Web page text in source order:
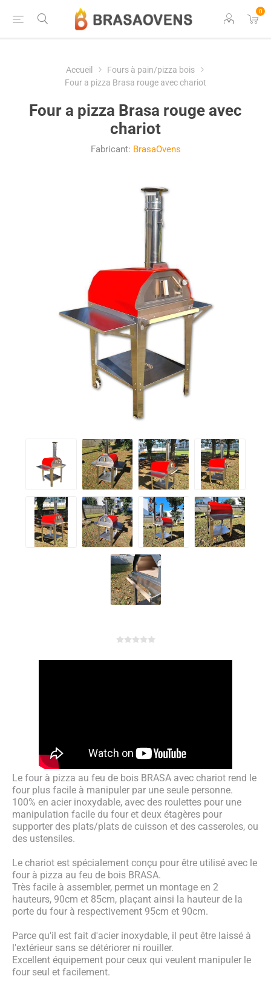
0
Accueil
Fours à pain/pizza bois
Four a pizza Brasa rouge avec chariot
Four a pizza Brasa rouge avec
chariot
Fabricant: BrasaOvens
Le four à pizza au feu de bois BRASA avec chariot rend le
four plus facile à manipuler par une seule personne.
100% en acier inoxydable, avec des roulettes pour une
manipulation facile du four et deux étagères pour
supporter des plats/plats de cuisson et des casseroles, ou
des ustensiles.
Le chariot est spécialement conçu pour être utilisé avec le
four à pizza au feu de bois BRASA.
Très facile à assembler, permet un montage en 2
hauteurs, 90cm et 85cm, plaçant ainsi la hauteur de la
porte du four à respectivement 95cm et 90cm.
Parce qu'il est fait d'acier inoxydable, il peut être laissé à
l'extérieur sans se détériorer ni rouiller.
Excellent équipement pour ceux qui veulent manipuler le
four seul et facilement.